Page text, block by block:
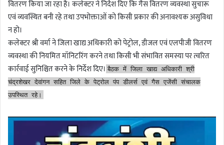
वितरण किया जा रहा है। कलेक्टर ने निर्देश दिए कि गैस वितरण व्यवस्था सुचारू
एवं व्यवस्थित बनी रहे तथा उपभोक्ताओं को किसी प्रकार की अनावश्यक असुविधा
न हो।
कलेक्टर श्री वर्मा ने जिला खाद्य अधिकारी को पेट्रोल, डीजल एवं एलपीजी वितरण
व्यवस्था की नियमित मॉनिटरिंग करने तथा किसी भी संभावित समस्या पर त्वरित
कार्रवाई सुनिश्चित करने के निर्देश दिए। बैठक में जिला खाद्य अधिकारी श्री
चंद्रशेखर देवांगन सहित जिले के पेट्रोल पंप डीलर्स एवं गैस एजेंसी संचालक
उपस्थित रहे।